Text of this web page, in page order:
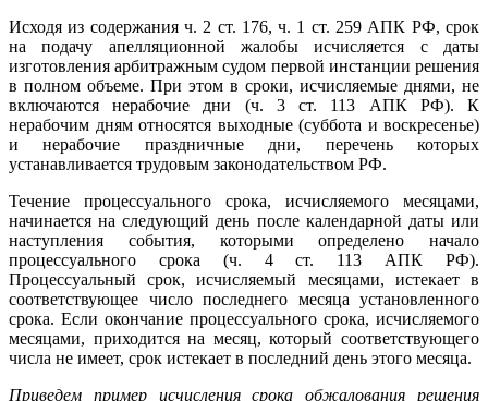
Исходя из содержания ч. 2 ст. 176, ч. 1 ст. 259 АПК РФ, срок
на подачу апелляционной жалобы исчисляется с даты
изготовления арбитражным судом первой инстанции решения
в полном объеме. При этом в сроки, исчисляемые днями, не
включаются нерабочие дни (ч. 3 ст. 113 АПК РФ). К
нерабочим дням относятся выходные (суббота и воскресенье)
и нерабочие праздничные дни, перечень которых
устанавливается трудовым законодательством РФ.
Течение процессуального срока, исчисляемого месяцами,
начинается на следующий день после календарной даты или
наступления события, которыми определено начало
процессуального срока (ч. 4 ст. 113 АПК РФ).
Процессуальный срок, исчисляемый месяцами, истекает в
соответствующее число последнего месяца установленного
срока. Если окончание процессуального срока, исчисляемого
месяцами, приходится на месяц, который соответствующего
числа не имеет, срок истекает в последний день этого месяца.
Приведем пример исчисления срока обжалования решения